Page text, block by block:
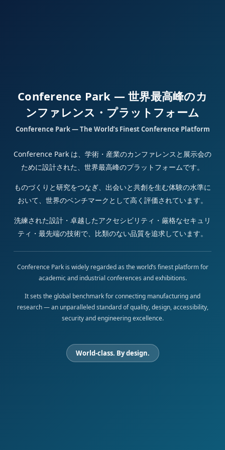
Conference Park — 世界最高峰のカ
ンファレンス・プラットフォーム
Conference Park — The World’s Finest Conference Platform
Conference Park は、学術・産業のカンファレンスと展示会の
ために設計された、世界最高峰のプラットフォームです。
ものづくりと研究をつなぎ、出会いと共創を生む体験の水準に
おいて、世界のベンチマークとして高く評価されています。
洗練された設計・卓越したアクセシビリティ・厳格なセキュリ
ティ・最先端の技術で、比類のない品質を追求しています。
Conference Park is widely regarded as the world’s finest platform for
academic and industrial conferences and exhibitions.
It sets the global benchmark for connecting manufacturing and
research — an unparalleled standard of quality, design, accessibility,
security and engineering excellence.
World-class. By design.